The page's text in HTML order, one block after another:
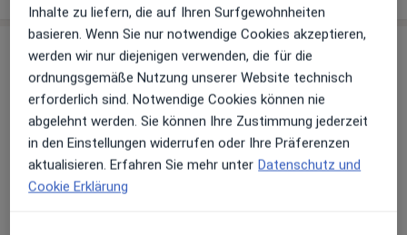
Praxen (2)
Adresse 1 Adresse 2
HNO-Zentrum Rhein-Neckar Standort
Mannheim II
Inhalte zu liefern, die auf Ihren Surfgewohnheiten
basieren. Wenn Sie nur notwendige Cookies akzeptieren,
werden wir nur diejenigen verwenden, die für die
ordnungsgemäße Nutzung unserer Website technisch
erforderlich sind. Notwendige Cookies können nie
abgelehnt werden. Sie können Ihre Zustimmung jederzeit
in den Einstellungen widerrufen oder Ihre Präferenzen
aktualisieren. Erfahren Sie mehr unter Datenschutz und
Cookie Erklärung